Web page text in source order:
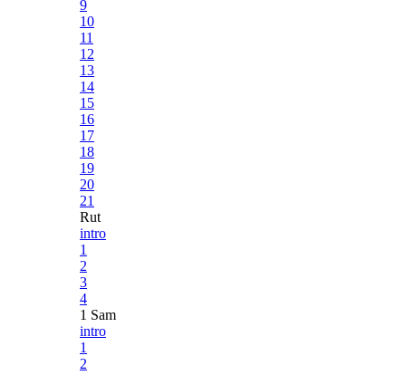
9
10
11
12
13
14
15
16
17
18
19
20
21
Rut
intro
1
2
3
4
1 Sam
intro
1
2